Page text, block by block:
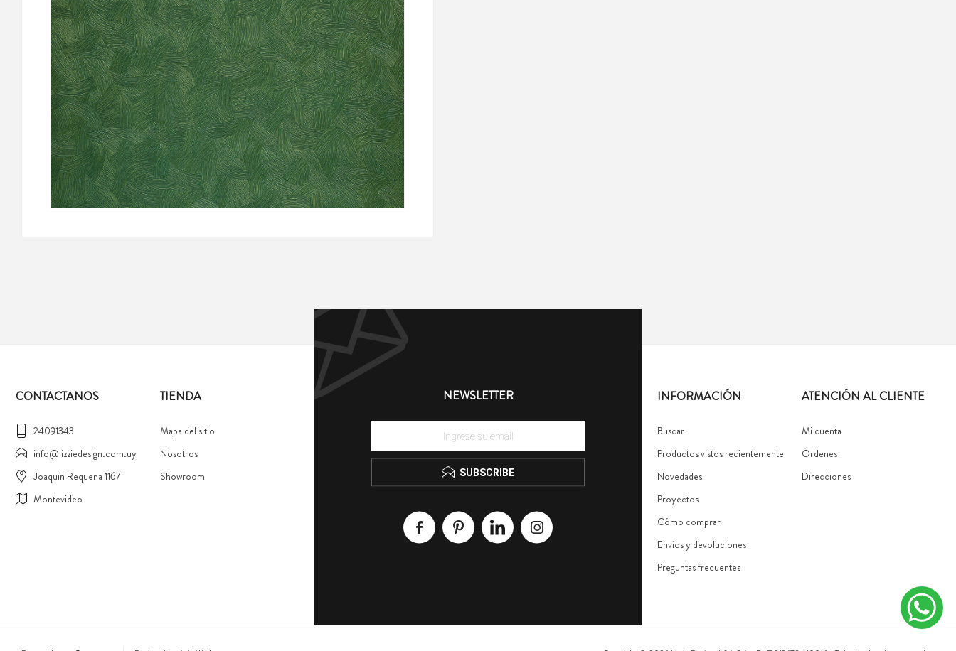
NEWSLETTER
SUBSCRIBE
CONTACTANOS
24091343
info@lizziedesign.com.uy
Joaquin Requena 1167
Montevideo
TIENDA
Mapa del sitio
Nosotros
Showroom
INFORMACIÓN
Buscar
Productos vistos recientemente
Novedades
Proyectos
Cómo comprar
Envíos y devoluciones
Preguntas frecuentes
ATENCIÓN AL CLIENTE
Mi cuenta
Órdenes
Direcciones